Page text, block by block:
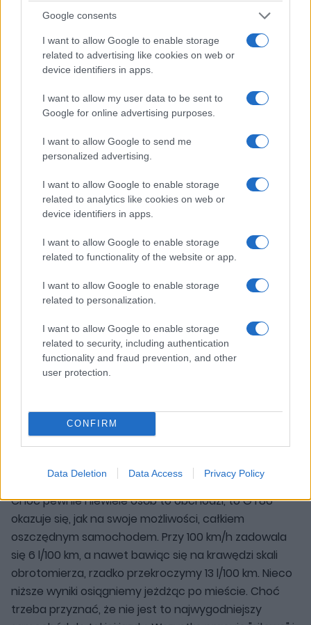
Google consents
I want to allow Google to enable storage
related to advertising like cookies on web or
device identifiers in apps.
I want to allow my user data to be sent to
Google for online advertising purposes.
I want to allow Google to send me
personalized advertising.
I want to allow Google to enable storage
related to analytics like cookies on web or
device identifiers in apps.
I want to allow Google to enable storage
related to functionality of the website or app.
I want to allow Google to enable storage
related to personalization.
I want to allow Google to enable storage
related to security, including authentication
functionality and fraud prevention, and other
user protection.
CONFIRM
Data Deletion Data Access Privacy Policy
Stąd dziwić może cena. Podstawowe GT86 dostępne
jest od 129 900 zł, co już nie jest niską ceną. Wersja
Prestige to dodatkowe 7 000 zł.Nasz egzemplarz w
sumie kosztował 143 110 zł.
niemalże na poziomieFocusa RS. Moim zdaniem, mimo
wszystkich zalet tego samochodu i bycia potężnym
Mazdę MX-5RF SkyFreedom dostaniemy za ponad 10
tys. mniej (z pakietem Recaro Sport). Fakt, Mazda jest
mniej dojrzałym i mniej "ostrym" samochodem, ale
potrafi dać równie dużo radości. Szczerze mówiąc,
widziałbym GT86 dostępne w wersji niższej niż
"Premium" - goły samochód do sportu, łatwy do
modyfikacji i sporo tańszy.
Choć pewnie niewiele osób to obchodzi, to GT86
okazuje się, jak na swoje możliwości, całkiem
oszczędnym samochodem. Przy 100 km/h zadowala
się 6 l/100 km, a nawet bawiąc się na krawędzi skali
obrotomierza, rzadko przekroczymy 13 l/100 km. Nieco
niższe wyniki osiągniemy jeżdżąc po mieście. Choć
trzeba przyznać, że nie jest to najwygodniejszy